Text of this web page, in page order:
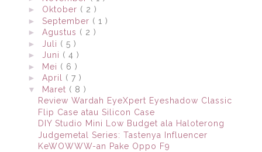
► Oktober ( 2 )
► September ( 1 )
► Agustus ( 2 )
►
Juli ( 5 )
►
Juni ( 4 )
►
Mei ( 6 )
► April ( 7 )
▼
Maret ( 8 )
Review Wardah EyeXpert Eyeshadow Classic
Flip Case atau Silicon Case
DIY Studio Mini Low Budget ala Haloterong
Judgemetal Series: Tastenya Influencer
KeWOWWW-an Pake Oppo F9